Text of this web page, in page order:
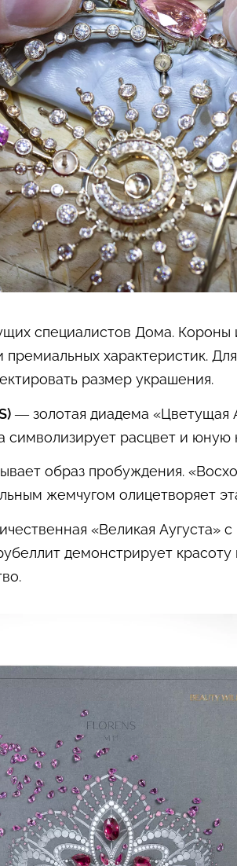
специалистов Дома. Короны
характеристик.
размер украшения.
— золотая диадема «Цветущая
расцвет и юную
образ пробуждения.
жемчугом олицетворяет
«Великая Аугуста»
демонстрирует красоту